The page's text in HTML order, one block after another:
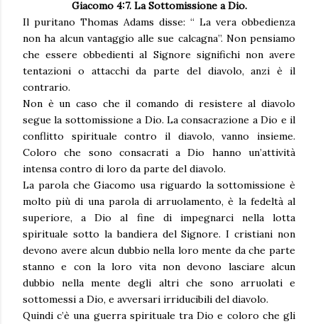
Giacomo 4:7. La Sottomissione a Dio.
Il puritano Thomas Adams disse: “ La vera obbedienza
non ha alcun vantaggio alle sue calcagna”. Non pensiamo
che essere obbedienti al Signore significhi non avere
tentazioni o attacchi da parte del diavolo, anzi è il
contrario.
Non è un caso che il comando di resistere al diavolo
segue la sottomissione a Dio. La consacrazione a Dio e il
conflitto spirituale contro il diavolo, vanno insieme.
Coloro che sono consacrati a Dio hanno un’attività
intensa contro di loro da parte del diavolo.
La parola che Giacomo usa riguardo la sottomissione è
molto più di una parola di arruolamento, è la fedeltà al
superiore, a Dio al fine di impegnarci nella lotta
spirituale sotto la bandiera del Signore. I cristiani non
devono avere alcun dubbio nella loro mente da che parte
stanno e con la loro vita non devono lasciare alcun
dubbio nella mente degli altri che sono arruolati e
sottomessi a Dio, e avversari irriducibili del diavolo.
Quindi c’è una guerra spirituale tra Dio e coloro che gli